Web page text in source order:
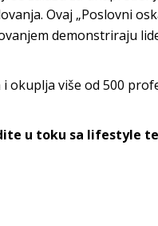
Ovaj „Poslovni
demonstriraju
okuplja više od 500
u toku sa lifestyle